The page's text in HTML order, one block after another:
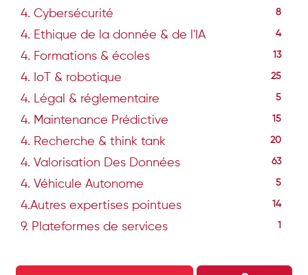
4. Cybersécurité 8
4. Ethique de la donnée & de l'IA 4
4. Formations & écoles 13
4. IoT & robotique 25
4. Légal & réglementaire 5
4. Maintenance Prédictive 15
4. Recherche & think tank 20
4. Valorisation Des Données 63
4. Véhicule Autonome 5
4.Autres expertises pointues 14
9. Plateformes de services